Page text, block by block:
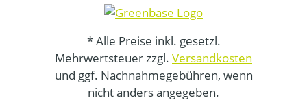
* Alle Preise inkl. gesetzl.
Mehrwertsteuer zzgl. Versandkosten
und ggf. Nachnahmegebühren, wenn
nicht anders angegeben.